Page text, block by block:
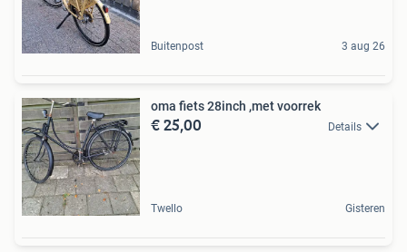
Buitenpost 3 aug 26
oma fiets 28inch ,met voorrek
€ 25,00 Details
Twello Gisteren